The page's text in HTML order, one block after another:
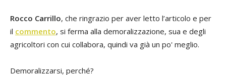
Rocco Carrillo, che ringrazio per aver letto l’articolo e per
il commento, si ferma alla demoralizzazione, sua e degli
agricoltori con cui collabora, quindi va già un po' meglio.
Demoralizzarsi, perché?